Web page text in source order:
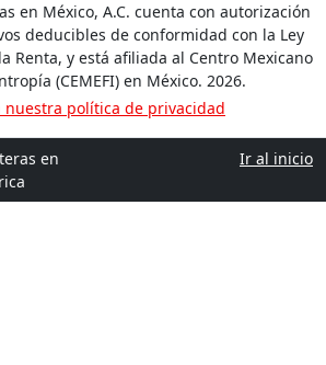
en México, A.C. cuenta con autorización
deducibles de conformidad con la Ley
Renta, y está afiliada al Centro Mexicano
(CEMEFI) en México. 2026.
nuestra política de privacidad
en
Ir al inicio